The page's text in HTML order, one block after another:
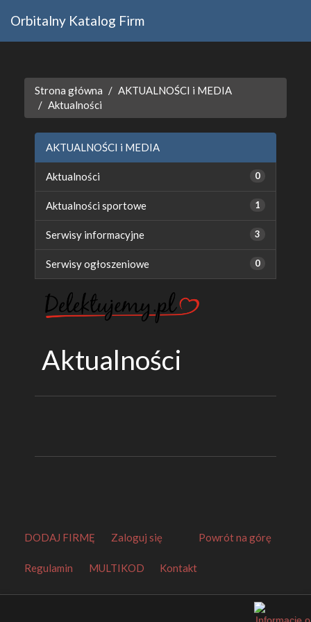
Orbitalny Katalog Firm
Strona główna
AKTUALNOŚCI i MEDIA
Aktualności
AKTUALNOŚCI i MEDIA
0
Aktualności
1
Aktualności sportowe
3
Serwisy informacyjne
0
Serwisy ogłoszeniowe
Aktualności
Powrót na górę
DODAJ FIRMĘ Zaloguj się
Regulamin MULTIKOD Kontakt
Orbitalny Katalog Firm.